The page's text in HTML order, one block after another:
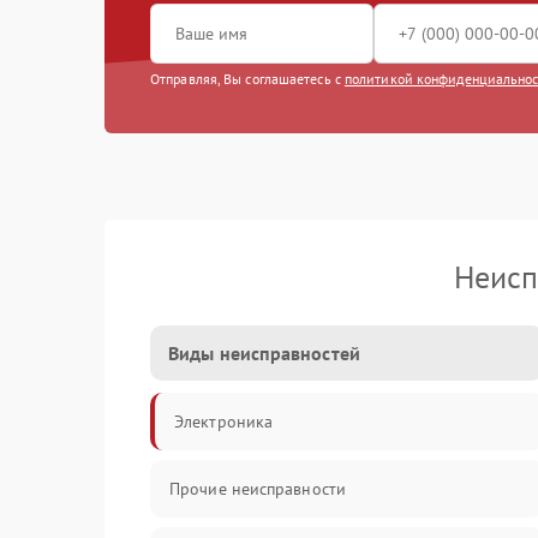
Отправляя, Вы соглашаетесь с политикой
Виды неисправностей
Электроника
Прочие неисправности